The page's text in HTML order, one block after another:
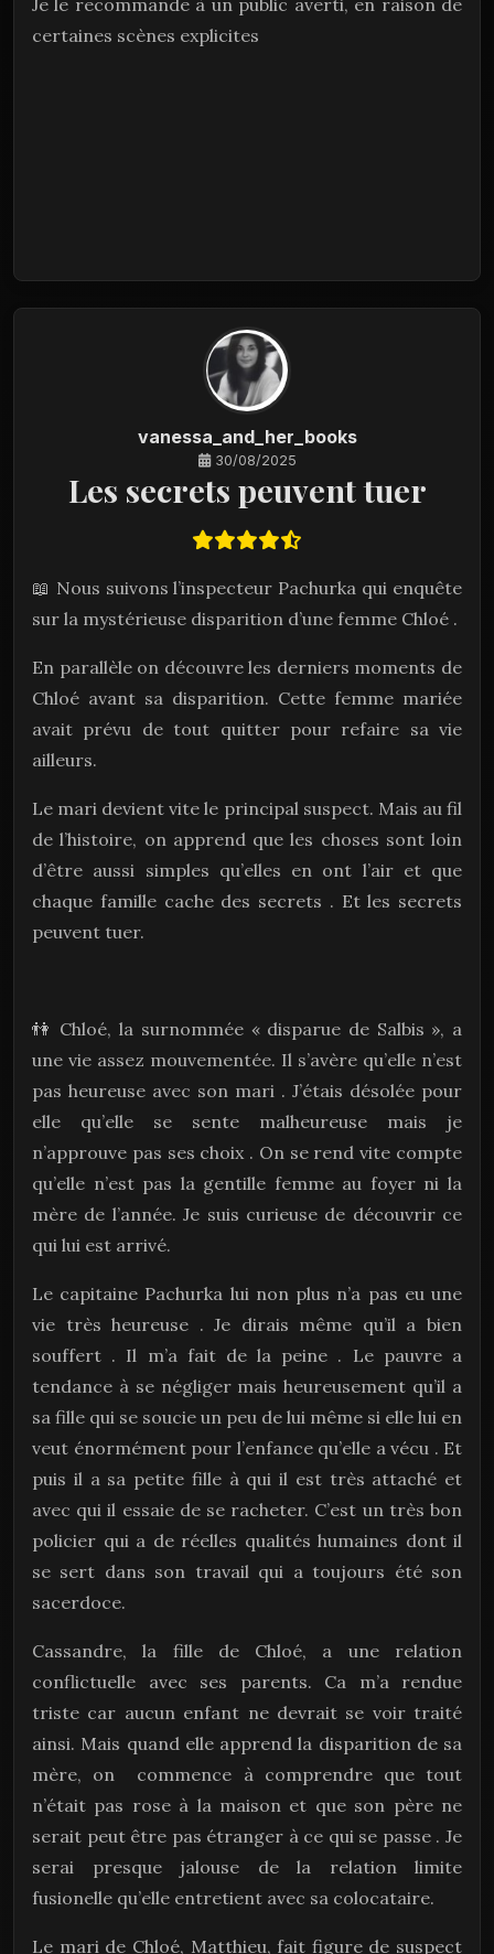
Je le recommande à un public averti, en raison de
certaines scènes explicites
vanessa_and_her_books
30/08/2025
Les secrets peuvent tuer
📖 Nous suivons l’inspecteur Pachurka qui enquête
sur la mystérieuse disparition d’une femme Chloé .
En parallèle on découvre les derniers moments de
Chloé avant sa disparition. Cette femme mariée
avait prévu de tout quitter pour refaire sa vie
ailleurs.
Le mari devient vite le principal suspect. Mais au fil
de l’histoire, on apprend que les choses sont loin
d’être aussi simples qu’elles en ont l’air et que
chaque famille cache des secrets . Et les secrets
peuvent tuer.
👫 Chloé, la surnommée « disparue de Salbis », a
une vie assez mouvementée. Il s’avère qu’elle n’est
pas heureuse avec son mari . J’étais désolée pour
elle qu’elle se sente malheureuse mais je
n’approuve pas ses choix . On se rend vite compte
qu’elle n’est pas la gentille femme au foyer ni la
mère de l’année. Je suis curieuse de découvrir ce
qui lui est arrivé.
Le capitaine Pachurka lui non plus n’a pas eu une
vie très heureuse . Je dirais même qu’il a bien
souffert . Il m’a fait de la peine . Le pauvre a
tendance à se négliger mais heureusement qu’il a
sa fille qui se soucie un peu de lui même si elle lui en
veut énormément pour l’enfance qu’elle a vécu . Et
puis il a sa petite fille à qui il est très attaché et
avec qui il essaie de se racheter. C’est un très bon
policier qui a de réelles qualités humaines dont il
se sert dans son travail qui a toujours été son
sacerdoce.
Cassandre, la fille de Chloé, a une relation
conflictuelle avec ses parents. Ca m’a rendue
triste car aucun enfant ne devrait se voir traité
ainsi. Mais quand elle apprend la disparition de sa
mère, on commence à comprendre que tout
n’était pas rose à la maison et que son père ne
serait peut être pas étranger à ce qui se passe . Je
serai presque jalouse de la relation limite
fusionelle qu’elle entretient avec sa colocataire.
Le mari de Chloé, Matthieu, fait figure de suspect